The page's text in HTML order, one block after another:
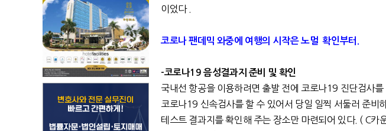
이었다 .
코로나팬데믹 와중에 여행의 시작은노멀확인부터.
-코로나19음성결과지 준비 및 확인
국내선 항공을 이용하려면 출발 전에 코로나19 진단검사
코로나19 신속검사를 할 수 있어서 당일 일찍 서둘러 준
테스트 결과지를 확인해 주는 장소만 마련되어 있다. ( C카